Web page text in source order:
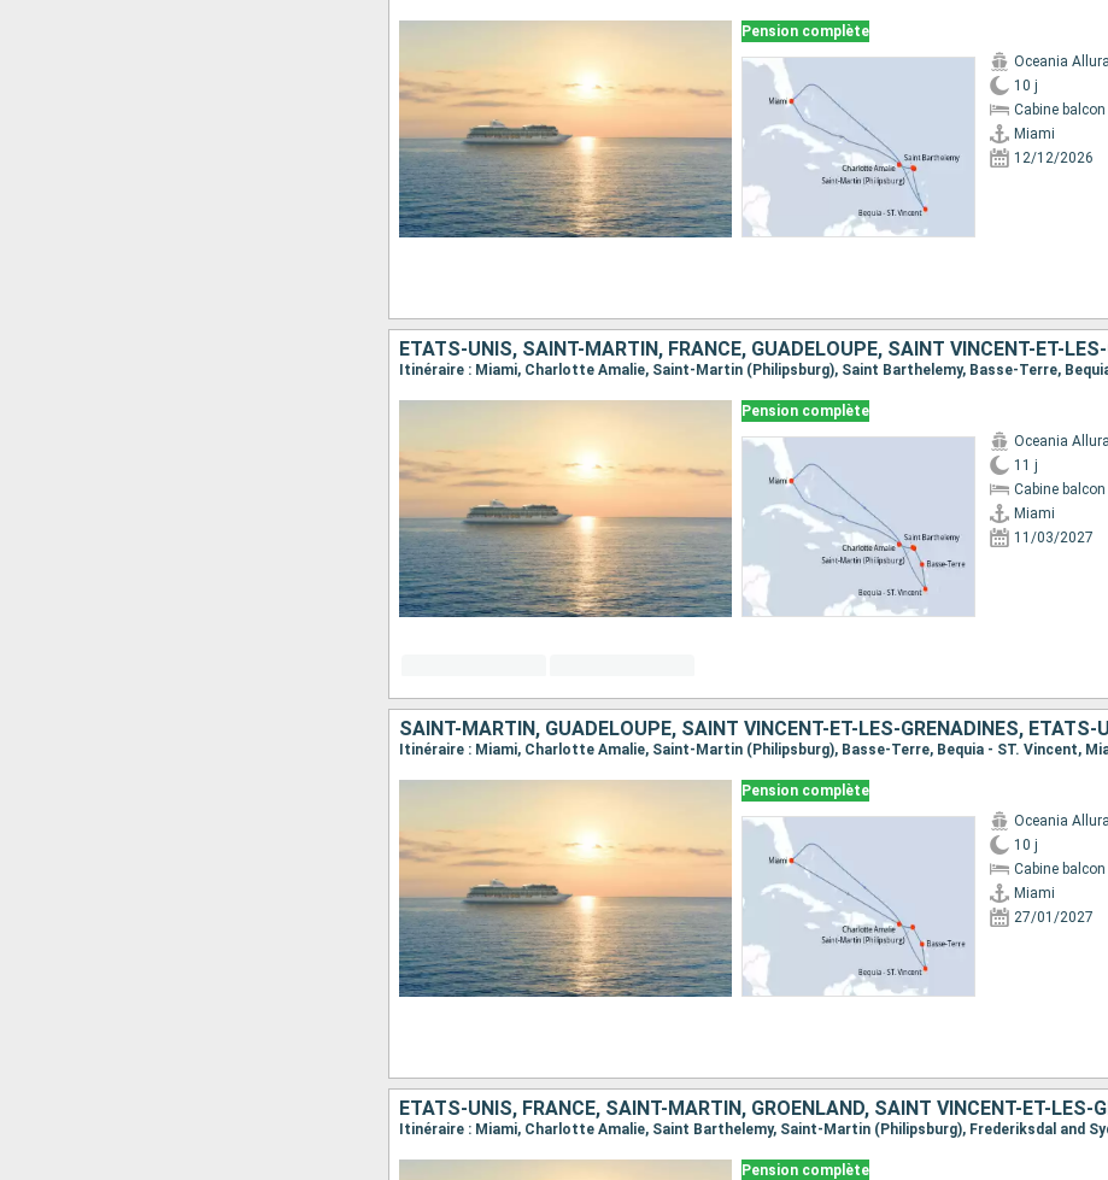
Pension complète
Oceania Allura
10 j
Cabine balcon
Miami
12/12/2026
Pension complète
Oceania Allura
11 j
Cabine balcon
Miami
11/03/2027
SAINT-MARTIN, GUADELOUPE, SAINT VINCENT-ET-LES-GRENADINES, ÉTATS-
Itinéraire : Miami, Charlotte Amalie, Saint-Martin (Philipsburg), Basse-Terre, Bequia - ST. Vincent,
Pension complète
Oceania Allura
10 j
Cabine balcon
Miami
27/01/2027
Pension complète